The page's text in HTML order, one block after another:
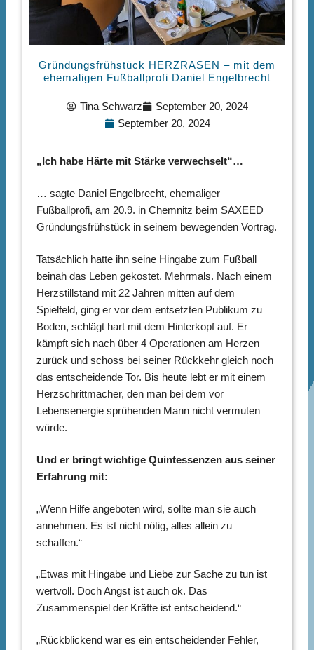
Gründungsfrühstück HERZRASEN – mit dem
ehemaligen Fußballprofi Daniel Engelbrecht
Tina Schwarz
September 20, 2024
September 20, 2024
„Ich habe Härte mit Stärke verwechselt“…
… sagte Daniel Engelbrecht, ehemaliger
Fußballprofi, am 20.9. in Chemnitz beim SAXEED
Gründungsfrühstück in seinem bewegenden Vortrag.
Tatsächlich hatte ihn seine Hingabe zum Fußball
beinah das Leben gekostet. Mehrmals. Nach einem
Herzstillstand mit 22 Jahren mitten auf dem
Spielfeld, ging er vor dem entsetzten Publikum zu
Boden, schlägt hart mit dem Hinterkopf auf. Er
kämpft sich nach über 4 Operationen am Herzen
zurück und schoss bei seiner Rückkehr gleich noch
das entscheidende Tor. Bis heute lebt er mit einem
Herzschrittmacher, den man bei dem vor
Lebensenergie sprühenden Mann nicht vermuten
würde.
Und er bringt wichtige Quintessenzen aus seiner
Erfahrung mit:
„Wenn Hilfe angeboten wird, sollte man sie auch
annehmen. Es ist nicht nötig, alles allein zu
schaffen.“
„Etwas mit Hingabe und Liebe zur Sache zu tun ist
wertvoll. Doch Angst ist auch ok. Das
Zusammenspiel der Kräfte ist entscheidend.“
„Rückblickend war es ein entscheidender Fehler,